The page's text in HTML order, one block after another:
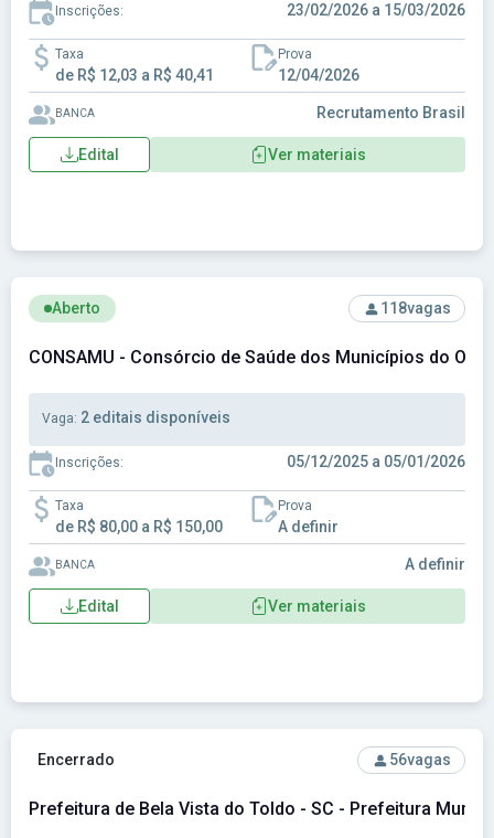
Inscrições: 23/02/2026 a 15/03/2026
Taxa
de R$ 12,03 a R$ 40,41
Prova
12/04/2026
BANCA Recrutamento Brasil
Edital Ver materiais
Ver concurso: CONSAMU - Consórcio de Saúde dos
Aberto 118vagas
CONSAMU - Consórcio de Saúde dos Municípios do
Vaga: 2 editais disponíveis
Inscrições: 05/12/2025 a 05/01/2026
Taxa
de R$ 80,00 a R$ 150,00
Prova
A definir
BANCA A definir
Edital Ver materiais
Ver concurso: Prefeitura de Bela Vista do Toldo - SC -
Encerrado 56vagas
Prefeitura de Bela Vista do Toldo - SC - Prefeitura